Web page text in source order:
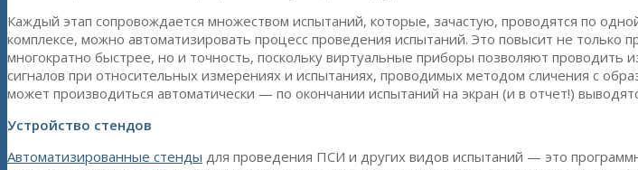
Каждый этап сопровождается множеством испытаний, которые, зачастую, проводятся по
комплексе, можно автоматизировать процесс проведения испытаний. Это повысит не только
многократно быстрее, но и точность, поскольку виртуальные приборы позволяют
сигналов при относительных измерениях и испытаниях, проводимых методом сличения с
может производиться автоматически — по окончании испытаний на экран (и в отчет!)
Устройство стендов
Автоматизированные стенды для проведения ПСИ и других видов испытаний — это